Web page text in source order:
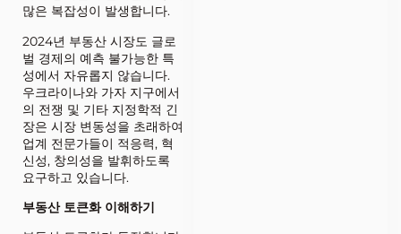
많은 복잡성이 발생합니다.
2024년 부동산 시장도 글로
벌 경제의 예측 불가능한 특
성에서 자유롭지 않습니다.
우크라이나와 가자 지구에서
의 전쟁 및 기타 지정학적 긴
장은 시장 변동성을 초래하여
업계 전문가들이 적응력, 혁
신성, 창의성을 발휘하도록
요구하고 있습니다.
부동산 토큰화 이해하기